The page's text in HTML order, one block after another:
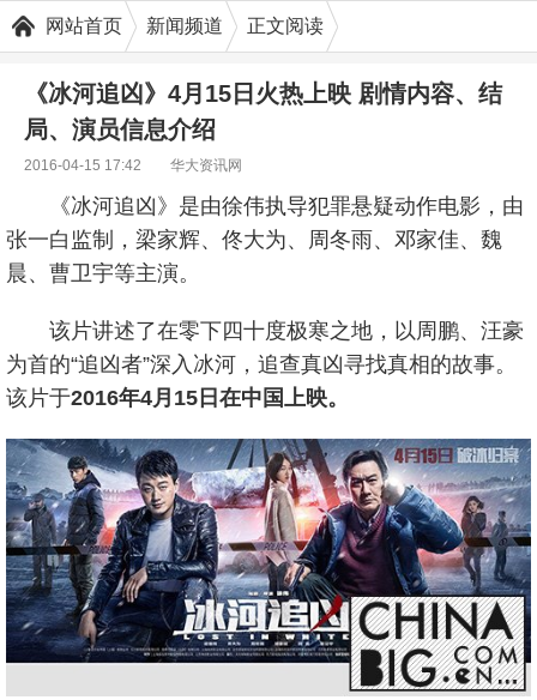
网站首页 新闻频道 正文阅读
《冰河追凶》4月15日火热上映 剧情内容、结
局、演员信息介绍
2016-04-15 17:42 华大资讯网
《冰河追凶》是由徐伟执导犯罪悬疑动作电影，由
张一白监制，梁家辉、佟大为、周冬雨、邓家佳、魏
晨、曹卫宇等主演。
该片讲述了在零下四十度极寒之地，以周鹏、汪豪
为首的“追凶者”深入冰河，追查真凶寻找真相的故事。
该片于2016年4月15日在中国上映。